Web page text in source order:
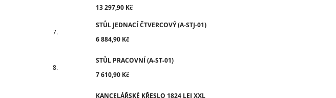
13 297,90 Kč
STŮL JEDNACÍ ČTVERCOVÝ (A-STJ-01)
6 884,90 Kč
STŮL PRACOVNÍ (A-ST-01)
7 610,90 Kč
KANCELÁŘSKÉ KŘESLO 1824 LEI XXL